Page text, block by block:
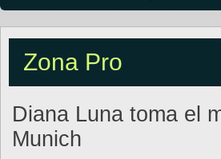
Zona Pro
Diana Luna toma el
Munich